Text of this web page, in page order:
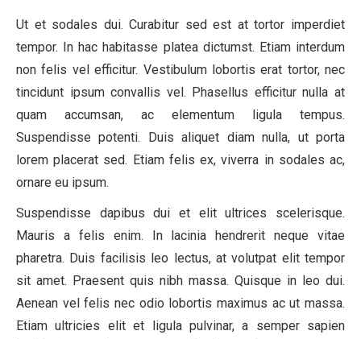
Ut et sodales dui. Curabitur sed est at tortor imperdiet
tempor. In hac habitasse platea dictumst. Etiam interdum
non felis vel efficitur. Vestibulum lobortis erat tortor, nec
tincidunt ipsum convallis vel. Phasellus efficitur nulla at
quam accumsan, ac elementum ligula tempus.
Suspendisse potenti. Duis aliquet diam nulla, ut porta
lorem placerat sed. Etiam felis ex, viverra in sodales ac,
ornare eu ipsum.
Suspendisse dapibus dui et elit ultrices scelerisque.
Mauris a felis enim. In lacinia hendrerit neque vitae
pharetra. Duis facilisis leo lectus, at volutpat elit tempor
sit amet. Praesent quis nibh massa. Quisque in leo dui.
Aenean vel felis nec odio lobortis maximus ac ut massa.
Etiam ultricies elit et ligula pulvinar, a semper sapien